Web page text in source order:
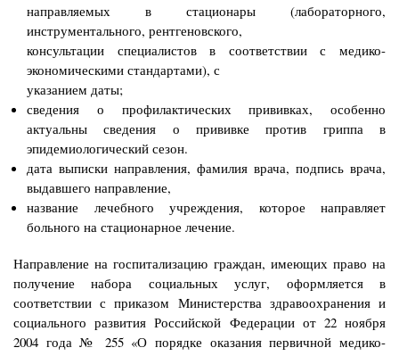
направляемых в стационары (лабораторного,
инструментального, рентгеновского,
консультации специалистов в соответствии с медико-
экономическими стандартами), с
указанием даты;
сведения о профилактических прививках, особенно
актуальны сведения о прививке против гриппа в
эпидемиологический сезон.
дата выписки направления, фамилия врача, подпись врача,
выдавшего направление,
название лечебного учреждения, которое направляет
больного на стационарное лечение.
Направление на госпитализацию граждан, имеющих право на
получение набора социальных услуг, оформляется в
соответствии с приказом Министерства здравоохранения и
социального развития Российской Федерации от 22 ноября
2004 года№ 255 «О порядке оказания первичной медико-